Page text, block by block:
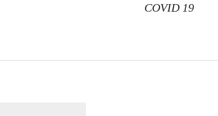
COVID 19